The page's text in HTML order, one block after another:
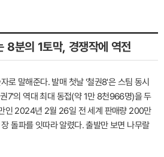
8분의 1토막, 경쟁작에 역전
로 말해준다. 발매 첫날 '철권8'은 스팀 동시
7'의 역대 최대 동접(약 1만 8천966명)을 두
인 2024년 2월 26일 전 세계 판매량 200만
돌파를 잇따라 알렸다. 출발만 보면 나무랄